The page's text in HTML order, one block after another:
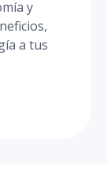
y
a tus